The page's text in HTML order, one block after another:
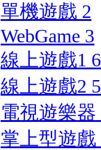
單機遊戲 2
WebGame 3
線上遊戲1 6
線上遊戲2 5
電視遊樂器
掌上型遊戲